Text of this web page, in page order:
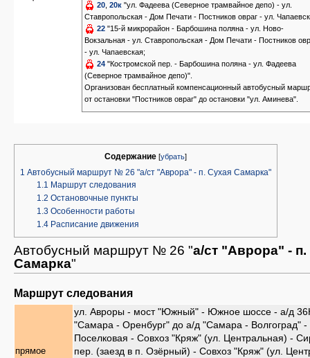
20 ,20к "ул. Фадеева (Северное трамвайное депо) - ул.
Ставропольская - Дом Печати - Постников овраг - ул.
22 "15-й микрорайон - Барбошина поляна - ул. Ново-
Вокзальная - ул. Ставропольская - Дом Печати - Постников
- ул. Чапаевская;
24 "Костромской пер. - Барбошина поляна - ул. Фадеева
(Северное трамвайное депо)".
Организован бесплатный компенсационный автобусный
от остановки "Постников овраг" до остановки "ул. Аминева".
Содержание [убрать]
1 Автобусный маршрут № 26 "а/ст "Аврора" - п. Сухая Самарка"
1.1 Маршрут следования
1.2 Остановочные пункты
1.3 Особенности работы
1.4 Расписание движения
Автобусный маршрут № 26 "а/ст "Аврора" - п.
Самарка"
Маршрут следования
прямое
ул. Авроры - мост "Южный" - Южное шоссе - а/д
"Самара - Оренбург" до а/д "Самара - Волгоград" -
Поселковая - Совхоз "Кряж" (ул. Центральная) -
пер. (заезд в п. Озёрный) - Совхоз "Кряж" (ул.